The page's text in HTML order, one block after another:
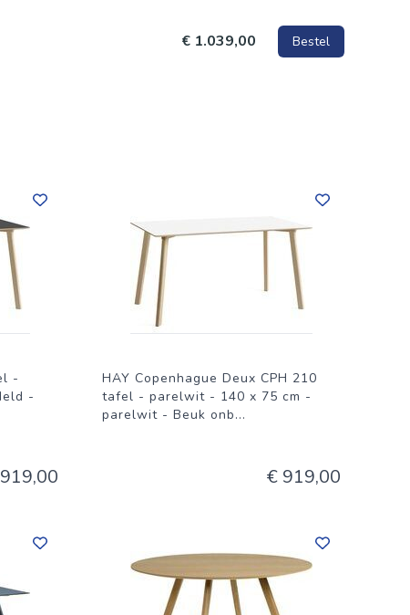
€ 1.039,00 Bestel
-
-
HAY Copenhague Deux CPH 210
tafel - parelwit - 140 x 75 cm -
parelwit - Beuk onb...
€ 919,00